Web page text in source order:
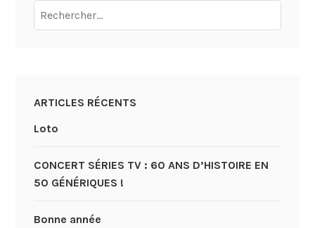
Rechercher :
ARTICLES RÉCENTS
Loto
CONCERT SÉRIES TV : 60 ANS D’HISTOIRE EN
50 GÉNÉRIQUES !
Bonne année